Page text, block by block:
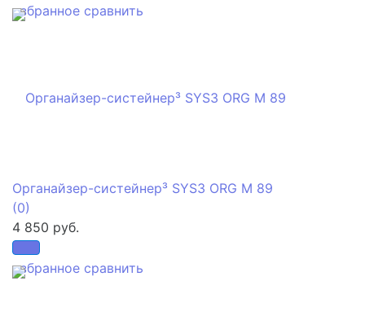
избранное сравнить
избранное сравнить
Органайзер-систейнер³ SYS3 ORG M 89
(0)
4 850 руб.